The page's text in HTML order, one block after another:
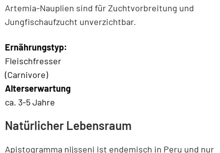
Artemia-Nauplien sind für Zuchtvorbreitung und
Jungfischaufzucht unverzichtbar.
Ernährungstyp:
Fleischfresser
(Carnivore)
Alterserwartung
ca. 3-5 Jahre
Natürlicher Lebensraum
Apistogramma nijsseni ist endemisch in Peru und nur